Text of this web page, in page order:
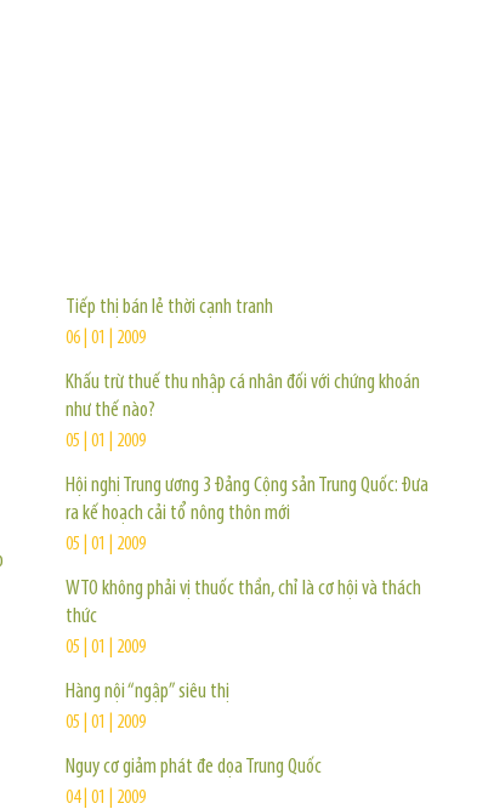
Tiếp thị bán lẻ thời cạnh tranh
06 | 01 | 2009
Khấu trừ thuế thu nhập cá nhân đối với chứng khoán
như thế nào?
05 | 01 | 2009
Hội nghị Trung ương 3 Đảng Cộng sản Trung Quốc: Đưa
ra kế hoạch cải tổ nông thôn mới
05 | 01 | 2009
WTO không phải vị thuốc thần, chỉ là cơ hội và thách
thức
05 | 01 | 2009
Hàng nội “ngập” siêu thị
05 | 01 | 2009
Nguy cơ giảm phát đe dọa Trung Quốc
04 | 01 | 2009